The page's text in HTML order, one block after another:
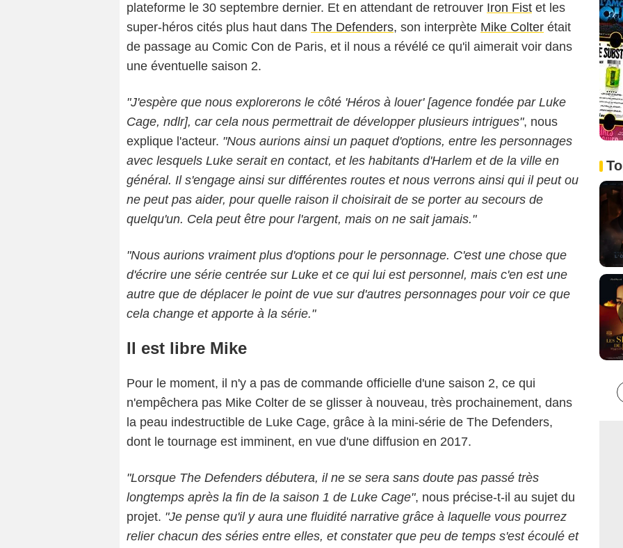
plateforme le 30 septembre dernier. Et en attendant de retrouver Iron Fist et les
super-héros cités plus haut dans The Defenders, son interprète Mike Colter était
de passage au Comic Con de Paris, et il nous a révélé ce qu'il aimerait voir dans
une éventuelle saison 2.
"J'espère que nous explorerons le côté 'Héros à louer' [agence fondée par Luke
Cage, ndlr], car cela nous permettrait de développer plusieurs intrigues", nous
explique l'acteur. "Nous aurions ainsi un paquet d'options, entre les personnages
avec lesquels Luke serait en contact, et les habitants d'Harlem et de la ville en
général. Il s'engage ainsi sur différentes routes et nous verrons ainsi qui il peut ou
ne peut pas aider, pour quelle raison il choisirait de se porter au secours de
quelqu'un. Cela peut être pour l'argent, mais on ne sait jamais."
"Nous aurions vraiment plus d'options pour le personnage. C'est une chose que
d'écrire une série centrée sur Luke et ce qui lui est personnel, mais c'en est une
autre que de déplacer le point de vue sur d'autres personnages pour voir ce que
cela change et apporte à la série."
Il est libre Mike
Pour le moment, il n'y a pas de commande officielle d'une saison 2, ce qui
n'empêchera pas Mike Colter de se glisser à nouveau, très prochainement, dans
la peau indestructible de Luke Cage, grâce à la mini-série de The Defenders,
dont le tournage est imminent, en vue d'une diffusion en 2017.
"Lorsque The Defenders débutera, il ne se sera sans doute pas passé très
longtemps après la fin de la saison 1 de Luke Cage", nous précise-t-il au sujet du
projet. "Je pense qu'il y aura une fluidité narrative grâce à laquelle vous pourrez
relier chacun des séries entre elles, et constater que peu de temps s'est écoulé et